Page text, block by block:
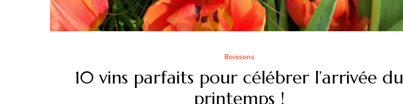
Boissons
10 vins parfaits pour célébrer l’arrivée du
printemps !